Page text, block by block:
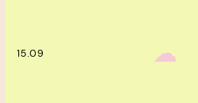
15.09 ‎ ‎‎ ☁︎‎‎